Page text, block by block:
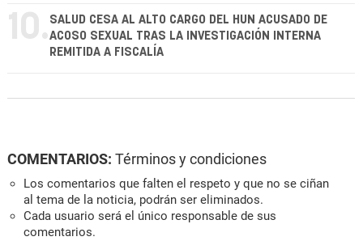
10. SALUD CESA AL ALTO CARGO DEL HUN ACUSADO DE
ACOSO SEXUAL TRAS LA INVESTIGACIÓN INTERNA
REMITIDA A FISCALÍA
COMENTARIOS: Términos y condiciones
Los comentarios que falten el respeto y que no se ciñan
al tema de la noticia, podrán ser eliminados.
Cada usuario será el único responsable de sus
comentarios.